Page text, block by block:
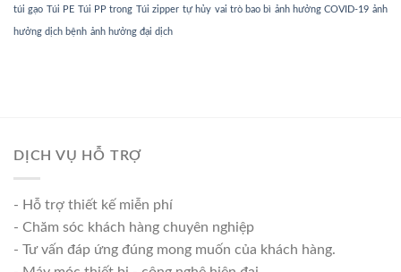
túi gạo Túi PE Túi PP trong Túi zipper tự hủy vai trò bao bì ảnh hưởng COVID-19 ảnh
hưởng dịch bệnh ảnh hưởng đại dịch
DỊCH VỤ HỖ TRỢ
- Hỗ trợ thiết kế miễn phí
- Chăm sóc khách hàng chuyên nghiệp
- Tư vấn đáp ứng đúng mong muốn của khách hàng.